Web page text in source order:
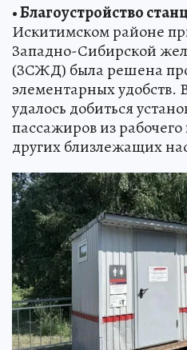
• Благоустройство
Искитимском районе
Западно-Сибирской
(ЗСЖД) была решена
элементарных удобств.
удалось добиться
пассажиров из
других близлежащих